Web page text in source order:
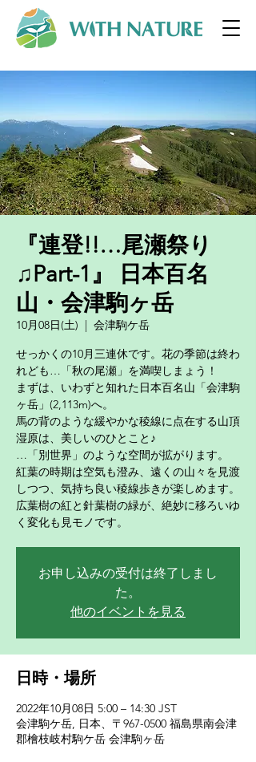
『連登!!…尾瀬祭り
♫Part-1』 日本百名
山・会津駒ヶ岳
10月08日(土)
  |
会津駒ケ岳
せっかくの10月三連休です。花の季節は終わ
れども…「秋の尾瀬」を満喫しまょう！
まずは、いわずと知れた日本百名山「会津駒
ヶ岳」(2,113m)へ。
馬の背のような緩やかな稜線に点在する山頂
湿原は、美しいのひとこと♪
…「別世界」のような空間が拡がります。
紅葉の時期は空気も澄み、遠くの山々を見渡
しつつ、気持ち良い稜線歩きが楽しめます。
広葉樹の紅と針葉樹の緑が、絶妙に移ろいゆ
く変化も見モノです。
お申し込みの受付は終了しまし
た。
他のイベントを見る
日時・場所
2022年10月08日 5:00 – 14:30 JST
会津駒ケ岳, 日本、〒967-0500 福島県南会津
郡檜枝岐村駒ケ岳 会津駒ヶ岳